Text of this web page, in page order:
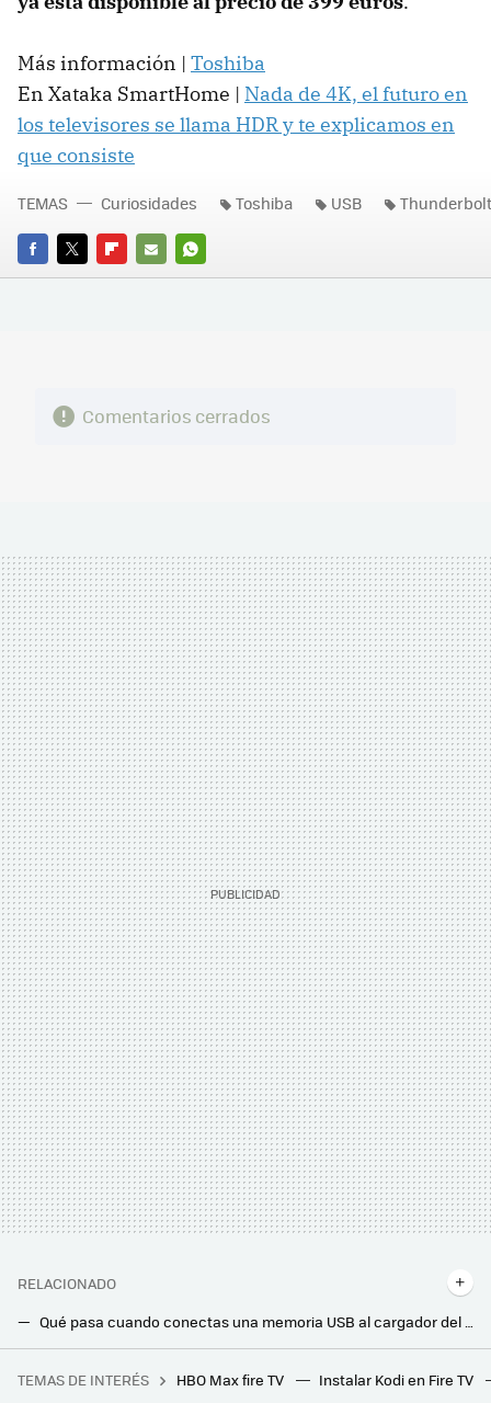
Más información | Toshiba
En Xataka SmartHome | Nada de 4K, el futuro en
los televisores se llama HDR y te explicamos en
que consiste
FACEBOOK
TWITTERFLIPBOARD
E-
WHATSAPP
TEMAS Curiosidades Toshiba USB Thunderbolt
Comentarios cerrados
RELACIONADO
Qué pasa cuando conectas una memoria USB al cargador del móvil (ya lo he hecho yo para que no lo tengas que hacer tú)
Una jardinera ganó más de un millón de euros por el fallo de una web de juegos. Le dijeron que solo le pagarían 20.000, y ha ganado el juicio
TEMAS DE INTERÉS HBO Max fire TV Instalar Kodi en Fire TV